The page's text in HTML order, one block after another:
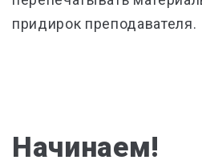
придирок преподавателя.
Начинаем!